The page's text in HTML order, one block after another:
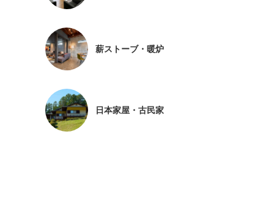
薪ストーブ・暖炉
日本家屋・古民家